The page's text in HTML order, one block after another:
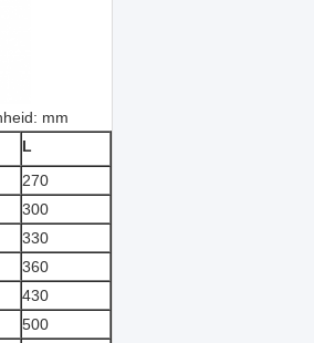
L
270
300
330
360
430
500